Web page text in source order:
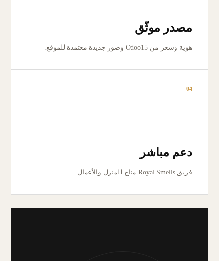
مصدر موثّق
هوية وسعر من Odoo15 وصور جديدة معتمدة للموقع.
04
دعم مباشر
فريق Royal Smells متاح للمنزل والأعمال.